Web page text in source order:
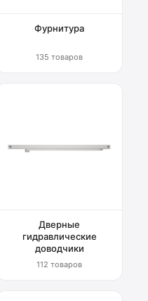
Фурнитура
135 товаров
Дверные
гидравлические
доводчики
112 товаров